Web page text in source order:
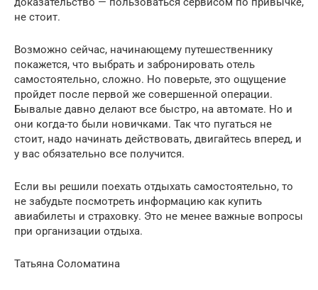
не стоит.
Возможно сейчас, начинающему путешественнику
покажется, что выбрать и забронировать отель
самостоятельно, сложно. Но поверьте, это ощущение
пройдет после первой же совершенной операции.
Бывалые давно делают все быстро, на автомате. Но и
они когда-то были новичками. Так что пугаться не
стоит, надо начинать действовать, двигайтесь вперед, и
у вас обязательно все получится.
Если вы решили поехать отдыхать самостоятельно, то
не забудьте посмотреть информацию как купить
авиабилеты и страховку. Это не менее важные вопросы
при организации отдыха.
Татьяна Соломатина